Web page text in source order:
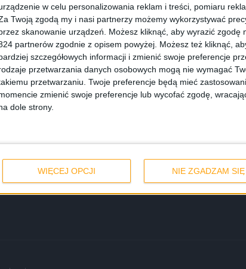
w celu personalizowania reklam i treści, pomiaru
Twoją zgodą my i nasi partnerzy możemy wykorzystywać
skanowanie urządzeń. Możesz kliknąć, aby wyrazić
partnerów zgodnie z opisem powyżej. Możesz też kliknąć,
szczegółowych informacji i zmienić swoje preferencje
przetwarzania danych osobowych mogą nie wymagać
przetwarzaniu. Twoje preferencje będą mieć
zmienić swoje preferencje lub wycofać zgodę,
dole strony.
WIĘCEJ OPCJI NIE ZGADZAM SIĘ
do swojego Galaxy